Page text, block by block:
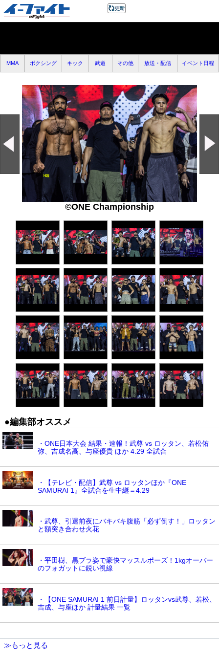
MMA ボクシング キック 武道 その他 放送・配信 イベント日程
©ONE Championship
●編集部オススメ
・ONE日本大会 結果・速報！武尊 vs ロッタン、若松佑
弥、吉成名高、与座優貴 ほか 4.29 全試合
・【テレビ・配信】武尊 vs ロッタンほか『ONE
SAMURAI 1』全試合を生中継＝4.29
・武尊、引退前夜にバキバキ腹筋「必ず倒す！」ロッタン
と額突き合わせ火花
・平田樹、黒ブラ姿で豪快マッスルポーズ！1kgオーバー
のフォガットに鋭い視線
・【ONE SAMURAI 1 前日計量】ロッタンvs武尊、若松、
吉成、与座ほか 計量結果 一覧
≫もっと見る